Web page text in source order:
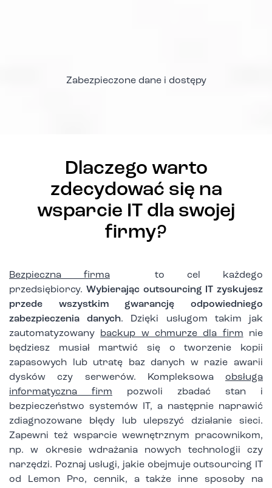
Zabezpieczone dane i dostępy
Dlaczego warto
zdecydować się na
wsparcie IT dla swojej
firmy?
Bezpieczna firma to cel każdego
przedsiębiorcy. Wybierając outsourcing IT zyskujesz
przede wszystkim gwarancję odpowiedniego
zabezpieczenia danych. Dzięki usługom takim jak
zautomatyzowany
backup w chmurze dla firm nie
będziesz musiał martwić się o tworzenie kopii
zapasowych lub utratę baz danych w razie awarii
dysków czy serwerów. Kompleksowa obsługa
informatyczna firm pozwoli zbadać stan i
bezpieczeństwo systemów IT, a następnie naprawić
zdiagnozowane błędy lub ulepszyć działanie sieci.
Zapewni też wsparcie wewnętrznym pracownikom,
np. w okresie wdrażania nowych technologii czy
narzędzi. Poznaj usługi, jakie obejmuje outsourcing IT
od Lemon Pro, cennik, a także inne sposoby na